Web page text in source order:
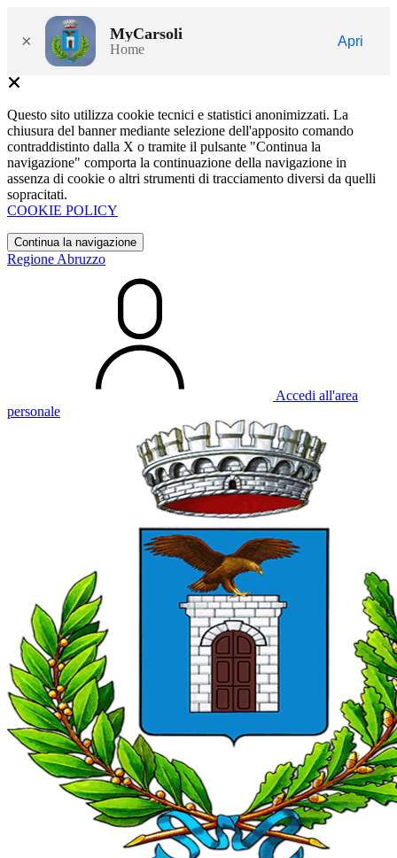
× MyCarsoli
Home
Apri
Questo sito utilizza cookie tecnici e statistici anonimizzati. La
chiusura del banner mediante selezione dell'apposito comando
contraddistinto dalla X o tramite il pulsante "Continua la
navigazione" comporta la continuazione della navigazione in
assenza di cookie o altri strumenti di tracciamento diversi da quelli
sopracitati.
COOKIE POLICY
Continua la navigazione
Regione Abruzzo
Accedi all'area
personale